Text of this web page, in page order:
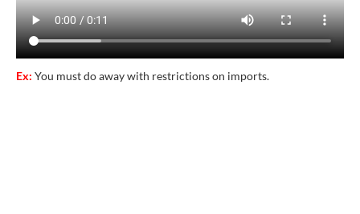
Ex: You must do away with restrictions on imports.